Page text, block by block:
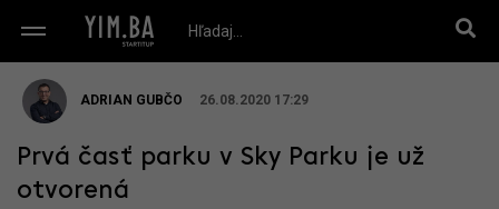
ADRIAN GUBČO 26.08.2020 17:29
Prvá časť parku v Sky Parku je už
otvorená